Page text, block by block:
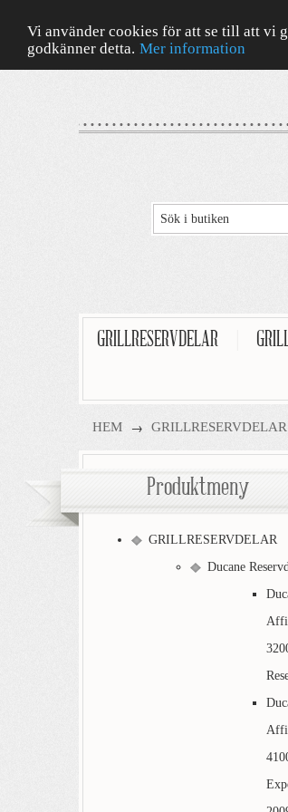
Vi använder cookies för att se till att vi
godkänner detta. Mer information
GRILLRESERVDELAR
HEM → GRILLRESERVDELAR
Produktmeny
GRILLRESERVDELAR
Ducane